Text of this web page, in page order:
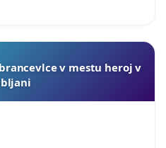
v mestu heroj v